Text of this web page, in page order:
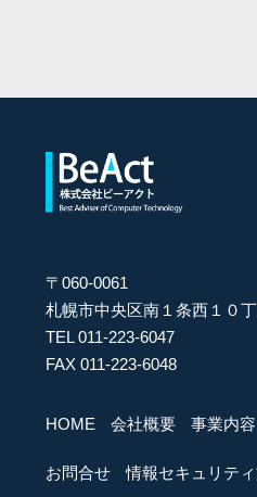
〒060-0061
札幌市中央区南１条西１０
TEL 011-223-6047
FAX 011-223-6048
HOME 会社概要 事業内容
お問合せ 情報セキュリテ